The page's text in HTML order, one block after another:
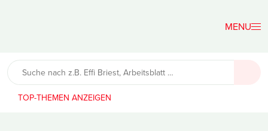
Lehrerfreund
TOP-THEMEN